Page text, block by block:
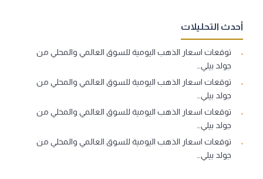
أحدث التحليلات
توقعات اسعار الذهب اليومية للسوق العالمي والمحلي من
جولد بيلي…
توقعات اسعار الذهب اليومية للسوق العالمي والمحلي من
جولد بيلي…
توقعات اسعار الذهب اليومية للسوق العالمي والمحلي من
جولد بيلي…
توقعات اسعار الذهب اليومية للسوق العالمي والمحلي من
جولد بيلي…